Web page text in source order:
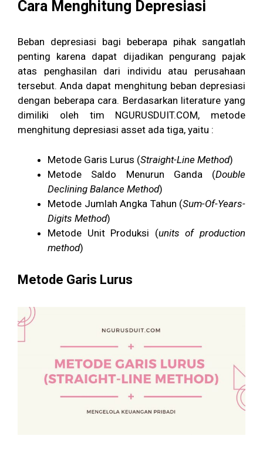
Cara Menghitung Depresiasi
Beban depresiasi bagi beberapa pihak sangatlah
penting karena dapat dijadikan pengurang pajak
atas penghasilan dari individu atau perusahaan
tersebut. Anda dapat menghitung beban depresiasi
dengan beberapa cara. Berdasarkan literature yang
dimiliki oleh tim NGURUSDUIT.COM, metode
menghitung depresiasi asset ada tiga, yaitu :
Metode Garis Lurus (Straight-Line Method)
Metode Saldo Menurun Ganda (Double
Declining Balance Method)
Metode Jumlah Angka Tahun (Sum-Of-Years-
Digits Method)
Metode Unit Produksi (units of production
method)
Metode Garis Lurus